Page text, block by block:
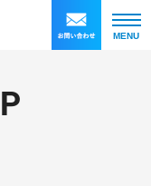
MENU
P